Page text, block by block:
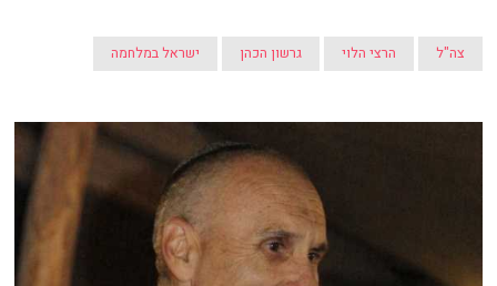
צה"ל הרצי הלוי גרשון הכהן ישראל במלחמה